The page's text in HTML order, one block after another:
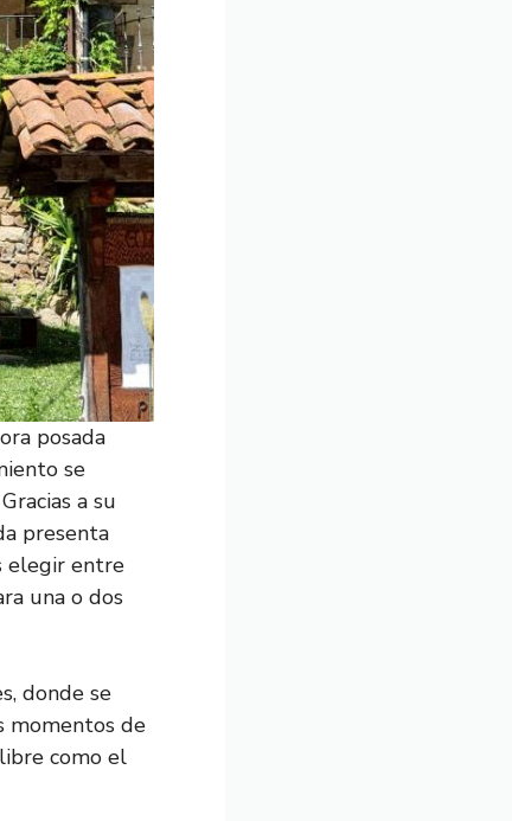
posada
se
a su
presenta
elegir entre
una o dos
donde se
momentos de
como el